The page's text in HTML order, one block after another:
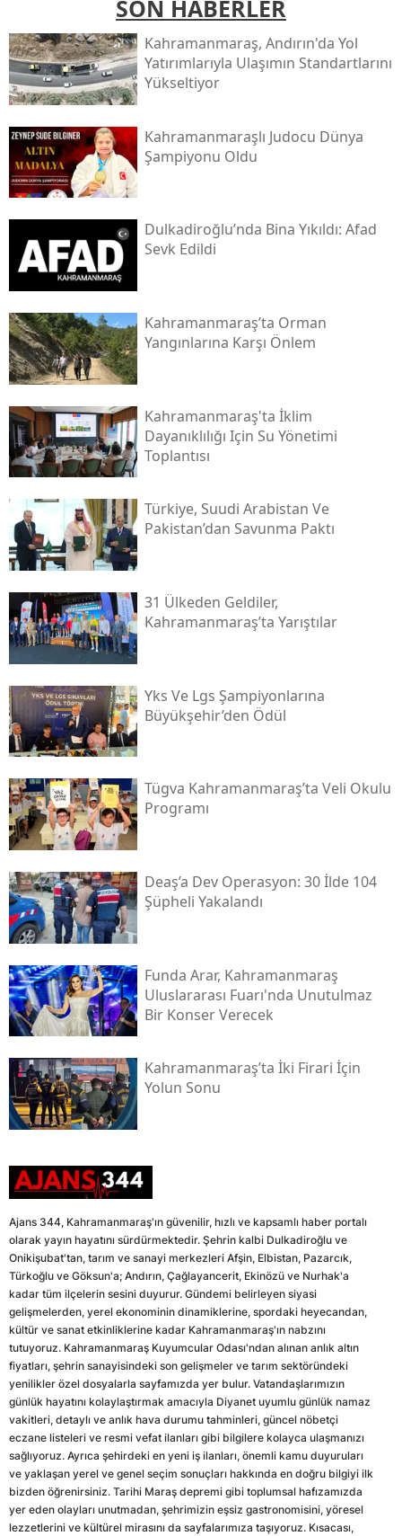
SON HABERLER
Kahramanmaraş, Andırın'da Yol
Yatırımlarıyla Ulaşımın Standartlarını
Yükseltiyor
Kahramanmaraşlı Judocu Dünya
Şampiyonu Oldu
Dulkadiroğlu’nda Bina Yıkıldı: Afad
Sevk Edildi
Kahramanmaraş’ta Orman
Yangınlarına Karşı Önlem
Kahramanmaraş'ta İklim
Dayanıklılığı Için Su Yönetimi
Toplantısı
Türkiye, Suudi Arabistan Ve
Pakistan’dan Savunma Paktı
31 Ülkeden Geldiler,
Kahramanmaraş’ta Yarıştılar
Yks Ve Lgs Şampiyonlarına
Büyükşehir’den Ödül
Tügva Kahramanmaraş’ta Veli Okulu
Programı
Deaş’a Dev Operasyon: 30 İlde 104
Şüpheli Yakalandı
Funda Arar, Kahramanmaraş
Uluslararası Fuarı'nda Unutulmaz
Bir Konser Verecek
Kahramanmaraş’ta İki Firari İçin
Yolun Sonu
Ajans 344, Kahramanmaraş'ın güvenilir, hızlı ve kapsamlı haber portalı
olarak yayın hayatını sürdürmektedir. Şehrin kalbi Dulkadiroğlu ve
Onikişubat'tan, tarım ve sanayi merkezleri Afşin, Elbistan, Pazarcık,
Türkoğlu ve Göksun'a; Andırın, Çağlayancerit, Ekinözü ve Nurhak'a
kadar tüm ilçelerin sesini duyurur. Gündemi belirleyen siyasi
gelişmelerden, yerel ekonominin dinamiklerine, spordaki heyecandan,
kültür ve sanat etkinliklerine kadar Kahramanmaraş'ın nabzını
tutuyoruz. Kahramanmaraş Kuyumcular Odası'ndan alınan anlık altın
fiyatları, şehrin sanayisindeki son gelişmeler ve tarım sektöründeki
yenilikler özel dosyalarla sayfamızda yer bulur. Vatandaşlarımızın
günlük hayatını kolaylaştırmak amacıyla Diyanet uyumlu günlük namaz
vakitleri, detaylı ve anlık hava durumu tahminleri, güncel nöbetçi
eczane listeleri ve resmi vefat ilanları gibi bilgilere kolayca ulaşmanızı
sağlıyoruz. Ayrıca şehirdeki en yeni iş ilanları, önemli kamu duyuruları
ve yaklaşan yerel ve genel seçim sonuçları hakkında en doğru bilgiyi ilk
bizden öğrenirsiniz. Tarihi Maraş depremi gibi toplumsal hafızamızda
yer eden olayları unutmadan, şehrimizin eşsiz gastronomisini, yöresel
lezzetlerini ve kültürel mirasını da sayfalarımıza taşıyoruz. Kısacası,